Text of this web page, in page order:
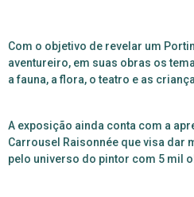
Com o objetivo de revelar um
aventureiro, em suas obras os
a fauna, a flora, o teatro e as
A exposição ainda conta com a
Carrousel Raisonnée que visa dar
pelo universo do pintor com 5 mil